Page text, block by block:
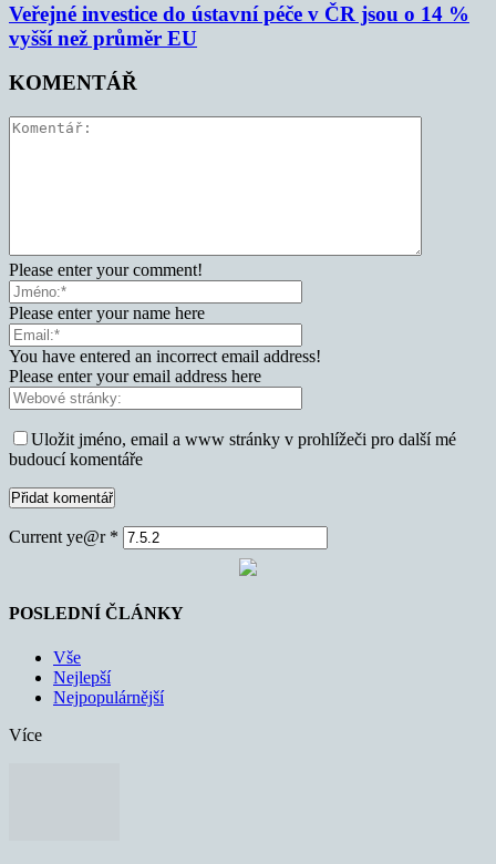
Veřejné investice do ústavní péče v ČR jsou o 14 %
vyšší než průměr EU
KOMENTÁŘ
Please enter your comment!
Please enter your name here
You have entered an incorrect email address!
Please enter your email address here
Uložit jméno, email a www stránky v prohlížeči pro další mé
budoucí komentáře
Current ye@r *
POSLEDNÍ ČLÁNKY
Vše
Nejlepší
Nejpopulárnější
Více